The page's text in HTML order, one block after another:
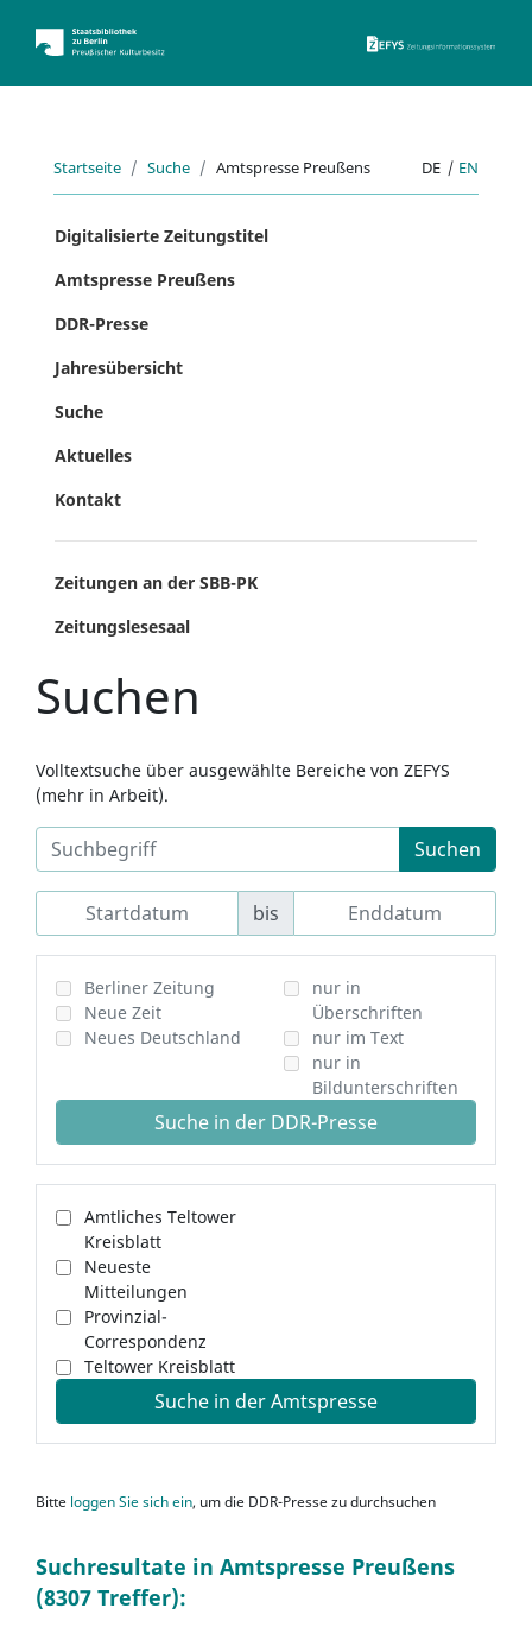
Startseite Suche Amtspresse Preußens DE | EN
Digitalisierte Zeitungstitel
Amtspresse Preußens
DDR-Presse
Jahresübersicht
Suche
Aktuelles
Kontakt
Zeitungen an der SBB-PK
Zeitungslesesaal
Suchen
Volltextsuche über ausgewählte Bereiche von ZEFYS
(mehr in Arbeit).
Suchen
bis
Berliner Zeitung
Neue Zeit
Neues Deutschland
nur in
Überschriften
nur im Text
nur in
Bildunterschriften
Suche in der DDR-Presse
Amtliches Teltower
Kreisblatt
Neueste
Mitteilungen
Provinzial-
Correspondenz
Teltower Kreisblatt
Suche in der Amtspresse
Bitte loggen Sie sich ein, um die DDR-Presse zu durchsuchen
Suchresultate in Amtspresse Preußens
(8307 Treffer):